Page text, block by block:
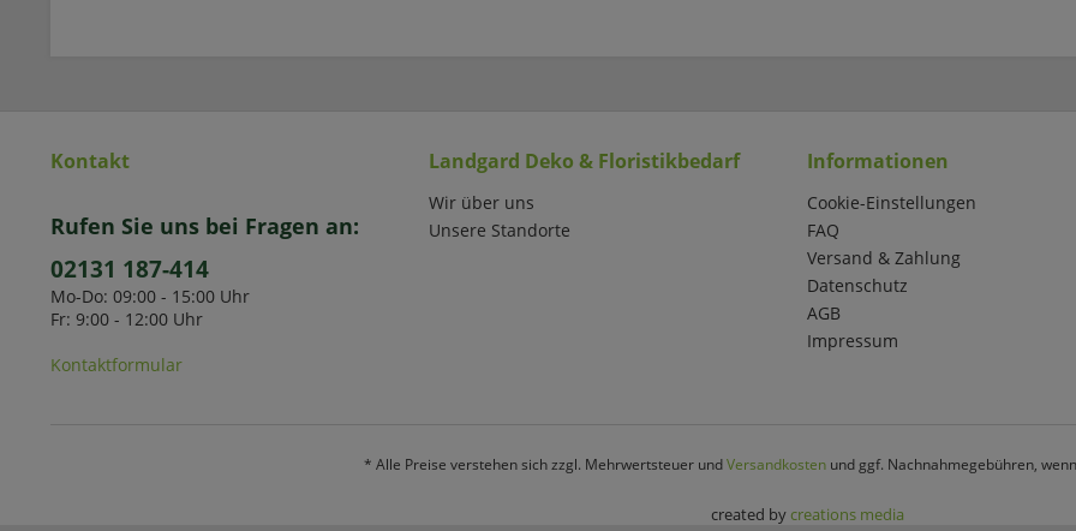
Kontakt
Rufen Sie uns bei Fragen an:
02131 187-414
Mo-Do: 09:00 - 15:00 Uhr
Fr: 9:00 - 12:00 Uhr
Kontaktformular
Landgard Deko & Floristikbedarf
Wir über uns
Unsere Standorte
Informationen
Cookie-Einstellungen
FAQ
Versand & Zahlung
Datenschutz
AGB
Impressum
* Alle Preise verstehen sich zzgl. Mehrwertsteuer undVersandkosten und ggf. Nachnahmegebühren,
created by creations media